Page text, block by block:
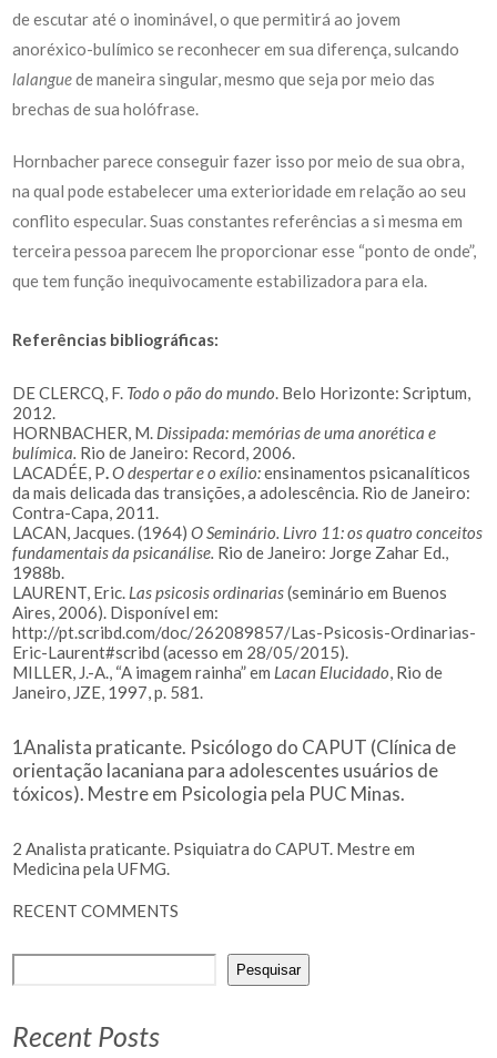
de escutar até o inominável, o que permitirá ao jovem
anoréxico-bulímico se reconhecer em sua diferença, sulcando
lalanguede maneira singular, mesmo que seja por meio das
brechas de sua holófrase.
Hornbacher parece conseguir fazer isso por meio de sua obra,
na qual pode estabelecer uma exterioridade em relação ao seu
conflito especular. Suas constantes referências a si mesma em
terceira pessoa parecem lhe proporcionar esse “ponto de onde”,
que tem função inequivocamente estabilizadora para ela.
Referências bibliográficas:
DE CLERCQ, F. Todo o pão do mundo. Belo Horizonte: Scriptum,
2012.
HORNBACHER, M. Dissipada: memórias de uma anorética e
bulímica. Rio de Janeiro: Record, 2006.
LACADÉE, P.O despertar e o exílio:ensinamentos psicanalíticos
da mais delicada das transições, a adolescência. Rio de Janeiro:
Contra-Capa, 2011.
LACAN, Jacques. (1964)O Seminário. Livro 11: os quatro conceitos
fundamentais da psicanálise. Rio de Janeiro: Jorge Zahar Ed.,
1988b.
LAURENT, Eric. Las psicosis ordinarias(seminário em Buenos
Aires, 2006). Disponível em:
http://pt.scribd.com/doc/262089857/Las-Psicosis-Ordinarias-
Eric-Laurent#scribd (acesso em 28/05/2015).
MILLER, J.-A., “A imagem rainha” em Lacan Elucidado, Rio de
Janeiro, JZE, 1997, p. 581.
1Analista praticante. Psicólogo do CAPUT (Clínica de
orientação lacaniana para adolescentes usuários de
tóxicos). Mestre em Psicologia pela PUC Minas.
2 Analista praticante. Psiquiatra do CAPUT. Mestre em
Medicina pela UFMG.
RECENT COMMENTS
Pesquisar
Recent Posts